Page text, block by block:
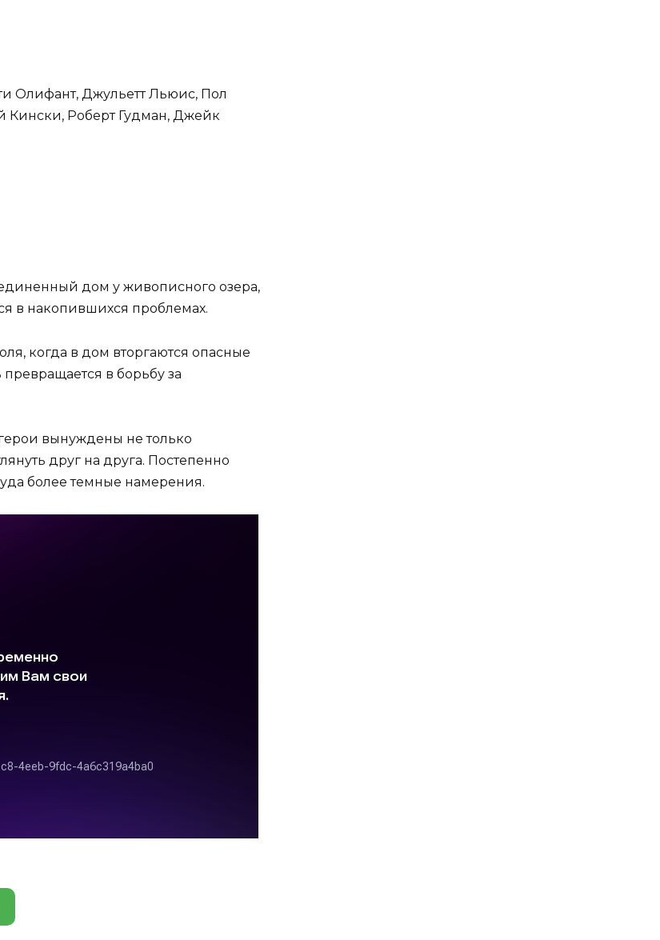
Олифант, Джульетт Льюис, Пол
Кински, Роберт Гудман, Джейк
дом у живописного озера,
в накопившихся проблемах.
когда в дом вторгаются опасные
в борьбу за
вынуждены не только
друг на друга. Постепенно
более темные намерения.